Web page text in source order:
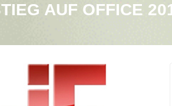
AUF OFFICE